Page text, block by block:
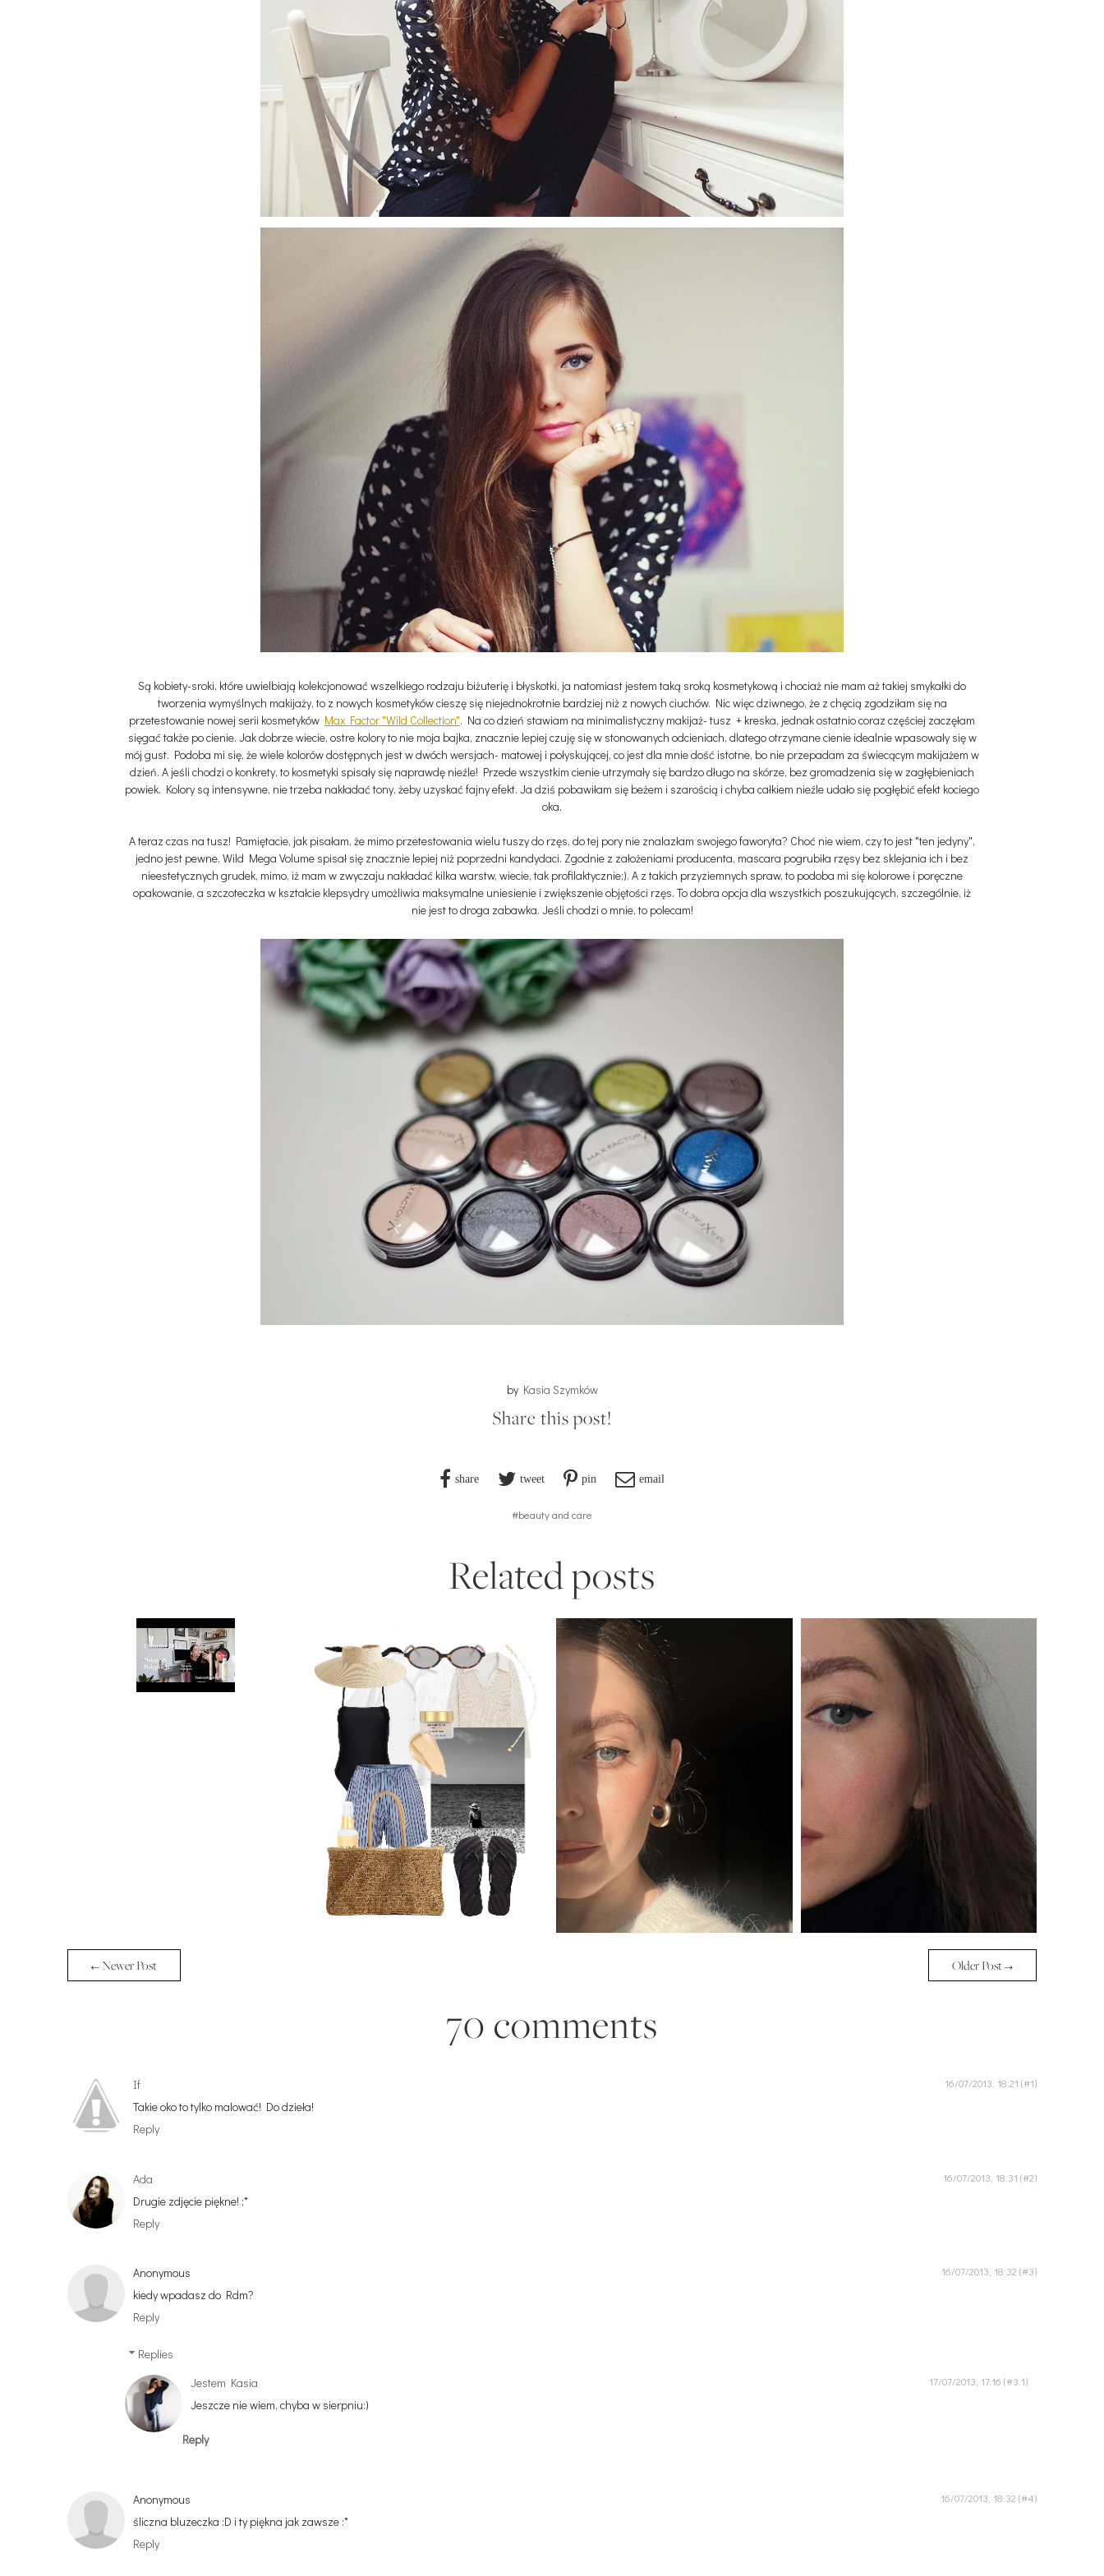
Są kobiety-sroki, które uwielbiają kolekcjonować wszelkiego rodzaju biżuterię i błyskotki, ja natomiast jestem taką sroką kosmetykową i chociaż nie mam aż takiej smykałki do
tworzenia wymyślnych makijaży, to z nowych kosmetyków cieszę się niejednokrotnie bardziej niż z nowych ciuchów. Nic więc dziwnego, że z chęcią zgodziłam się na
przetestowanie nowej serii kosmetyków Max Factor "Wild Collection". Na co dzień stawiam na minimalistyczny makijaż- tusz + kreska, jednak ostatnio coraz częściej zaczęłam
sięgać także po cienie. Jak dobrze wiecie, ostre kolory to nie moja bajka, znacznie lepiej czuję się w stonowanych odcieniach, dlatego otrzymane cienie idealnie wpasowały się w
mój gust. Podoba mi się, że wiele kolorów dostępnych jest w dwóch wersjach- matowej i połyskującej, co jest dla mnie dość istotne, bo nie przepadam za świecącym makijażem w
dzień. A jeśli chodzi o konkrety, to kosmetyki spisały się naprawdę nieźle! Przede wszystkim cienie utrzymały się bardzo długo na skórze, bez gromadzenia się w zagłębieniach
powiek. Kolory są intensywne, nie trzeba nakładać tony, żeby uzyskać fajny efekt. Ja dziś pobawiłam się beżem i szarością i chyba całkiem nieźle udało się pogłębić efekt kociego
oka.
A teraz czas na tusz! Pamiętacie, jak pisałam, że mimo przetestowania wielu tuszy do rzęs, do tej pory nie znalazłam swojego faworyta? Choć nie wiem, czy to jest "ten jedyny",
jedno jest pewne, Wild Mega Volume spisał się znacznie lepiej niż poprzedni kandydaci. Zgodnie z założeniami producenta, mascara pogrubiła rzęsy bez sklejania ich i bez
nieestetycznych grudek, mimo, iż mam w zwyczaju nakładać kilka warstw, wiecie, tak profilaktycznie;). A z takich przyziemnych spraw, to podoba mi się kolorowe i poręczne
opakowanie, a szczoteczka w kształcie klepsydry umożliwia maksymalne uniesienie i zwiększenie objętości rzęs. To dobra opcja dla wszystkich poszukujących, szczególnie, iż
nie jest to droga zabawka. Jeśli chodzi o mnie, to polecam!
by Kasia Szymków
Share this post!
share tweet pin email
#beauty and care
Related posts
← Newer Post Older Post →
70 comments
If 16/07/2013, 18:21
Takie oko to tylko malować! Do dzieła!
Reply
Ada 16/07/2013, 18:31
Drugie zdjęcie piękne! ;*
Reply
Anonymous 16/07/2013, 18:32
kiedy wpadasz do Rdm?
Reply
Replies
Jestem Kasia
17/07/2013, 17:16
Jeszcze nie wiem, chyba w sierpniu:)
Reply
Anonymous 16/07/2013, 18:32
śliczna bluzeczka :D i ty piękna jak zawsze :*
Reply